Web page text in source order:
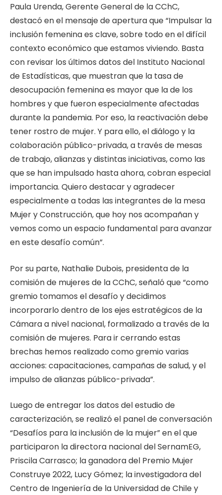
Paula Urenda, Gerente General de la CChC,
destacó en el mensaje de apertura que “Impulsar la
inclusión femenina es clave, sobre todo en el difícil
contexto económico que estamos viviendo. Basta
con revisar los últimos datos del Instituto Nacional
de Estadísticas, que muestran que la tasa de
desocupación femenina es mayor que la de los
hombres y que fueron especialmente afectadas
durante la pandemia. Por eso, la reactivación debe
tener rostro de mujer. Y para ello, el diálogo y la
colaboración público-privada, a través de mesas
de trabajo, alianzas y distintas iniciativas, como las
que se han impulsado hasta ahora, cobran especial
importancia. Quiero destacar y agradecer
especialmente a todas las integrantes de la mesa
Mujer y Construcción, que hoy nos acompañan y
vemos como un espacio fundamental para avanzar
en este desafío común”.
Por su parte, Nathalie Dubois, presidenta de la
comisión de mujeres de la CChC, señaló que “como
gremio tomamos el desafío y decidimos
incorporarlo dentro de los ejes estratégicos de la
Cámara a nivel nacional, formalizado a través de la
comisión de mujeres. Para ir cerrando estas
brechas hemos realizado como gremio varias
acciones: capacitaciones, campañas de salud, y el
impulso de alianzas público-privada”.
Luego de entregar los datos del estudio de
caracterización, se realizó el panel de conversación
“Desafíos para la inclusión de la mujer” en el que
participaron la directora nacional del SernamEG,
Priscila Carrasco; la ganadora del Premio Mujer
Construye 2022, Lucy Gómez; la investigadora del
Centro de Ingeniería de la Universidad de Chile y